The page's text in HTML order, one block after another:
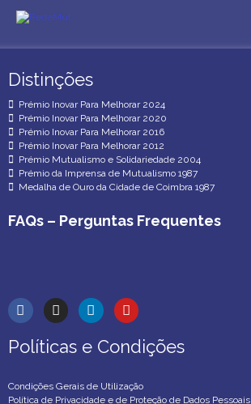
Distinções
Distinções
Prémio Inovar Para Melhorar 2024
Prémio Inovar Para Melhorar 2020
Prémio Inovar Para Melhorar 2016
Prémio Inovar Para Melhorar 2012
Prémio Mutualismo e Solidariedade 2004
Prémio da Imprensa de Mutualismo 1987
Medalha de Ouro da Cidade de Coimbra 1987
FAQs – Perguntas Frequentes
Políticas e Condições
Políticas e Condições
Condições Gerais de Utilização
Política de Privacidade e de Proteção de Dados Pessoais